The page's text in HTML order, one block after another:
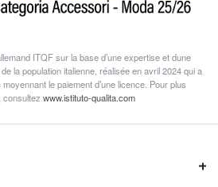
ITQF sur la base d’une expertise et dune
la population italienne, réalisée en avril 2024 qui a
le paiement d’une licence. Pour plus
consultez www.istituto-qualita.com